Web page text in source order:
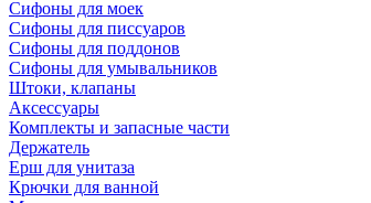
Сифоны для моек
Сифоны для писсуаров
Сифоны для поддонов
Сифоны для умывальников
Штоки, клапаны
Аксессуары
Комплекты и запасные части
Держатель
Ерш для унитаза
Крючки для ванной